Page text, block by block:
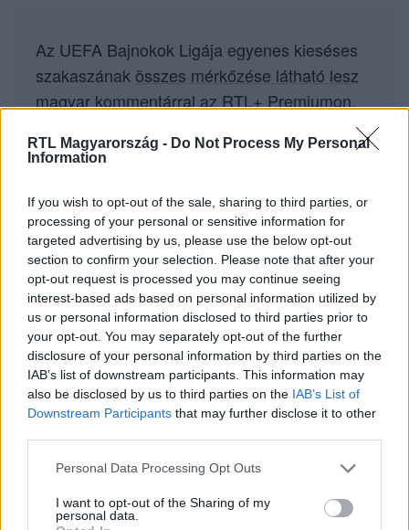
RTL Magyarország - Do Not Process My Personal
Information
If you wish to opt-out of the sale, sharing to third parties, or
processing of your personal or sensitive information for
targeted advertising by us, please use the below opt-out
section to confirm your selection. Please note that after your
opt-out request is processed you may continue seeing
interest-based ads based on personal information utilized by
us or personal information disclosed to third parties prior to
your opt-out. You may separately opt-out of the further
disclosure of your personal information by third parties on the
IAB’s list of downstream participants. This information may
also be disclosed by us to third parties on the IAB’s List of
Downstream Participants that may further disclose it to other
Please note that this website/app uses one or more Google
not limited to your visit or usage behaviour. You may click to
grant or deny consent to Google and its third-party tags to
Personal Data Processing Opt Outs
I want to opt-out of the Sharing of my
personal data.
Az UEFA Bajnokok Ligája egyenes kieséses
szakaszának összes mérkőzése látható lesz
magyar kommentárral az RTL+ Premiumon.
Itt állítsd be, hogy az RTL.hu az elsők között
legyen a Google-találatokban!
Kövess minket, és értesülj a friss hírekről a